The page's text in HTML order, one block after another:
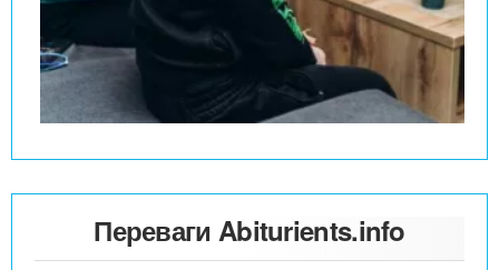
Переваги Abiturients.info